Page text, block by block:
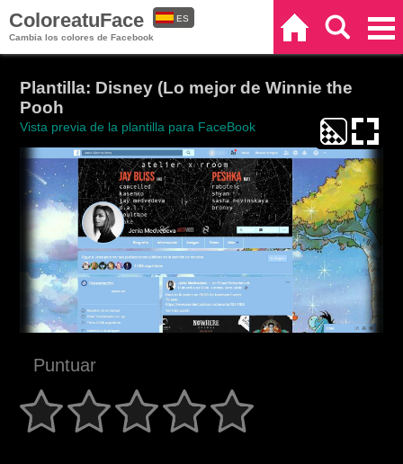
ColoreatuFace
Cambia los colores de Facebook
ES
Plantilla: Disney (Lo mejor de Winnie the
Pooh
Vista previa de la plantilla para FaceBook
Puntuar